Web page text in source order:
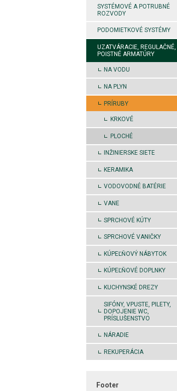
SYSTÉMOVÉ A POTRUBNÉ
ROZVODY
PODOMIETKOVÉ SYSTÉMY
UZATVÁRACIE, REGULAČNÉ,
POISTNÉ ARMATÚRY
NA VODU
NA PLYN
PRÍRUBY
KRKOVÉ
PLOCHÉ
INŽINIERSKE SIETE
KERAMIKA
VODOVODNÉ BATÉRIE
VANE
SPRCHOVÉ KÚTY
SPRCHOVÉ VANIČKY
KÚPEĽŇOVÝ NÁBYTOK
KÚPEĽŇOVÉ DOPLNKY
KUCHYNSKÉ DREZY
SIFÓNY, VPUSTE, PILETY,
DOPOJENIE WC,
PRÍSLUŠENSTVO
NÁRADIE
REKUPERÁCIA
Footer